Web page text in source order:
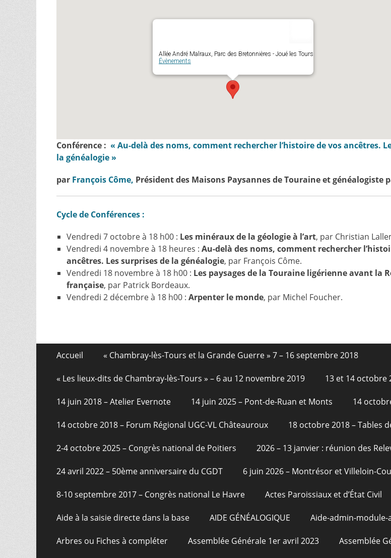
Allée André Malraux, Parc des Bretonnières - Joué les Tours
Évènements
Conférence : « Au-delà des noms, comment rechercher l’histoire de vos ancêtres.
la généalogie »
par François Côme, Président des Maisons Paysannes de Touraine et généalogiste
Cycle de Conférences :
Vendredi 7 octobre à 18 h00 : Les minéraux de la géologie à l’art, par Christian
Vendredi 4 novembre à 18 heures : Au-delà des noms, comment rechercher
ancêtres. Les surprises de la généalogie, par François Côme.
Vendredi 18 novembre à 18 h00 : Les paysages de la Touraine ligérienne avant la
française, par Patrick Bordeaux.
Vendredi 2 décembre à 18 h00 : Arpenter le monde, par Michel Foucher.
Menu
de
page
contenu
Accueil « Chambray-lès-Tours et la Grande Guerre » 7 – 16 septembre 2018
« Les lieux-dits de Chambray-lès-Tours » – 6 au 12 novembre 2019 13 et 14 octobre
14 juin 2018 – Atelier Evernote 14 juin 2025 – Pont-de-Ruan et Monts 14
14 octobre 2018 – Forum Régional UGC-VL Châteauroux 18 octobre 2018 – Tables
2-4 octobre 2025 – Congrès national de Poitiers 2026 – 13 janvier : réunion des
24 avril 2022 – 50ème anniversaire du CGDT 6 juin 2026 – Montrésor et Villeloin-
8-10 septembre 2017 – Congrès national Le Havre Actes Paroissiaux et d’État Civil
Aide à la saisie directe dans la base AIDE GÉNÉALOGIQUE Aide-admin-
Arbres ou Fiches à compléter Assemblée Générale 1er avril 2023 Assemblée